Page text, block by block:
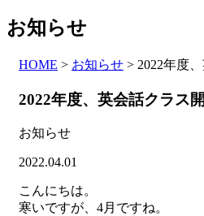
お知らせ
HOME > お知らせ > 2022年度
2022年度、英会話クラス
お知らせ
2022.04.01
こんにちは。
寒いですが、4月ですね。